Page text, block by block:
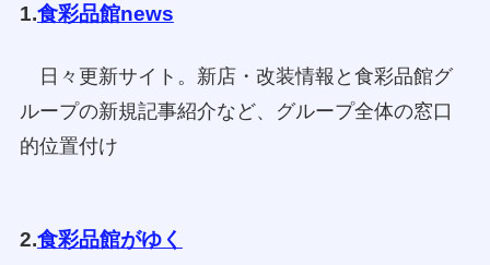
1.食彩品館news
日々更新サイト。新店・改装情報と食彩品館グ
ループの新規記事紹介など、グループ全体の窓口
的位置付け
2.食彩品館がゆく